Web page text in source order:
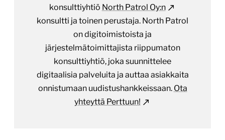
konsulttiyhtiö North Patrol Oy:n
konsultti ja toinen perustaja. North Patrol
on digitoimistoista ja
järjestelmätoimittajista riippumaton
konsulttiyhtiö, joka suunnittelee
digitaalisia palveluita ja auttaa asiakkaita
onnistumaan uudistushankkeissaan. Ota
yhteyttä Perttuun!